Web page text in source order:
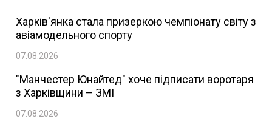
Харків'янка стала призеркою чемпіонату світу з
авіамодельного спорту
07.08.2026
"Манчестер Юнайтед" хоче підписати воротаря
з Харківщини – ЗМІ
07.08.2026